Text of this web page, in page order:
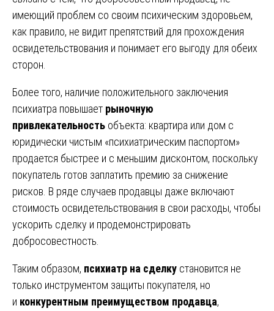
имеющий проблем со своим психическим здоровьем,
как правило, не видит препятствий для прохождения
освидетельствования и понимает его выгоду для обеих
сторон.
Более того, наличие положительного заключения
психиатра повышает рыночную
привлекательность объекта: квартира или дом с
юридически чистым «психиатрическим паспортом»
продается быстрее и с меньшим дисконтом, поскольку
покупатель готов заплатить премию за снижение
рисков. В ряде случаев продавцы даже включают
стоимость освидетельствования в свои расходы, чтобы
ускорить сделку и продемонстрировать
добросовестность.
Таким образом, психиатр на сделку становится не
только инструментом защиты покупателя, но
и конкурентным преимуществом продавца,